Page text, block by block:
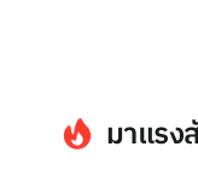
มาแร